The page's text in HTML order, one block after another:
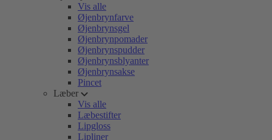
Vis alle
Øjenbrynfarve
Øjenbrynsgel
Øjenbrynpomader
Øjenbrynspudder
Øjenbrynsblyanter
Øjenbrynsakse
Pincet
Læber
Vis alle
Læbestifter
Lipgloss
Lipliner